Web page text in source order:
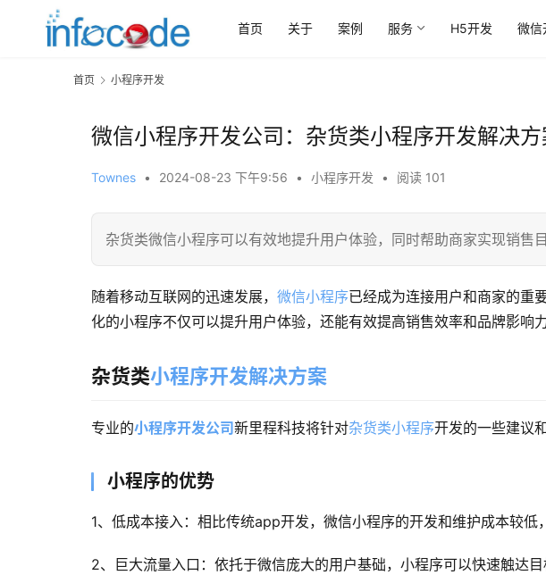
首页 关于 案例 服务 H5开发 微信
首页 小程序开发
微信小程序开发公司：杂货类小程序开发解决方
Townes • 2024-08-23 下午9:56 • 小程序开发 • 阅读 101
杂货类微信小程序可以有效地提升用户体验，同时帮助商家实现销售
随着移动互联网的迅速发展， 微信小程序已经成为连接用户和商家的重
化的小程序不仅可以提升用户体验，还能有效提高销售效率和品牌影响力
杂货类小程序开发解决方案
专业的小程序开发公司新里程科技将针对杂货类小程序开发的一些建议
小程序的优势
1、低成本接入：相比传统app开发，微信小程序的开发和维护成本较低
2、巨大流量入口：依托于微信庞大的用户基础，小程序可以快速触达目